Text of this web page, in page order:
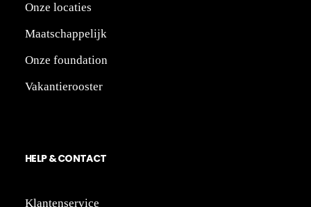
Onze locaties
Maatschappelijk
Onze foundation
Vakantierooster
HELP&CONTACT
Klantenservice